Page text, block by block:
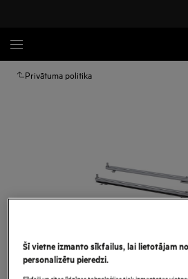
Privātuma politika
Šī vietne izmanto sīkfailus, lai lietotājam
personalizētu pieredzi.